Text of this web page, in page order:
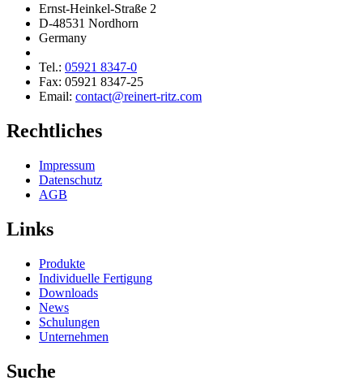
Ernst-Heinkel-Straße 2
D-48531 Nordhorn
Germany
Tel.: 05921 8347-0
Fax: 05921 8347-25
Email: contact@reinert-ritz.com
Rechtliches
Impressum
Daten­schutz
AGB
Links
Produkte
Indivi­duelle Fertigung
Downloads
News
Schulungen
Unter­nehmen
Suche